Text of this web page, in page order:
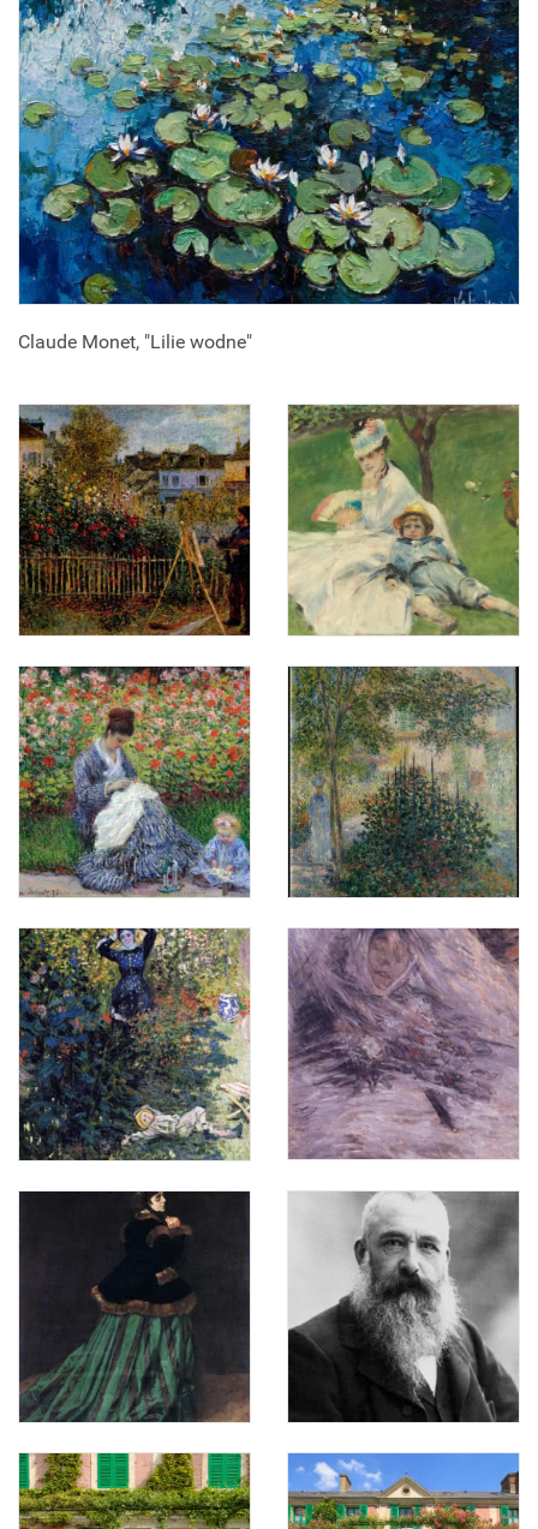
Claude Monet, "Lilie wodne"